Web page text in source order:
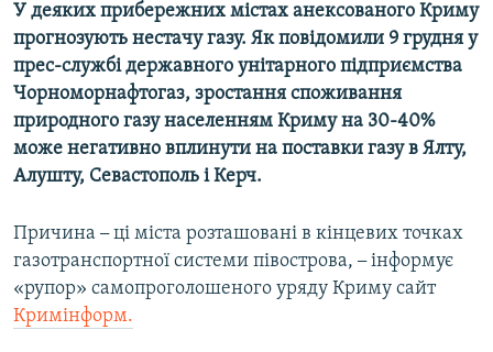
Усі сайти RFE/RL
У деяких прибережних містах анексованого Криму
прогнозують нестачу газу. Як повідомили 9 грудня у
прес-службі державного унітарного підприємства
Чорноморнафтогаз, зростання споживання
природного газу населенням Криму на 30-40%
може негативно вплинути на поставки газу в Ялту,
Алушту, Севастополь і Керч.
Причина –ці міста розташовані в кінцевих точках
газотранспортної системи півострова, –інформує
«рупор» самопроголошеного уряду Криму сайт
Кримінформ.